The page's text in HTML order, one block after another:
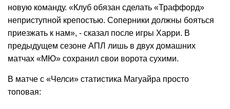
новую команду. «Клуб обязан сделать «Траффорд»
неприступной крепостью. Соперники должны бояться
приезжать к нам», - сказал после игры Харри. В
предыдущем сезоне АПЛ лишь в двух домашних
матчах «МЮ» сохранил свои ворота сухими.
В матче с «Челси» статистика Магуайра просто
топовая: